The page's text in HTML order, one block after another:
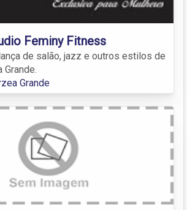
Feminy Fitness
de salão, jazz e outros estilos de
Grande.
Grande